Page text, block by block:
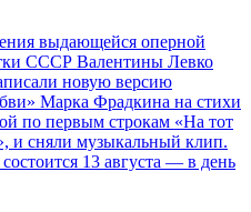
выдающейся оперной
СССР Валентины Левко
новую версию
Марка Фрадкина на стихи
по первым строкам «На тот
и сняли музыкальный клип.
13 августа — в день